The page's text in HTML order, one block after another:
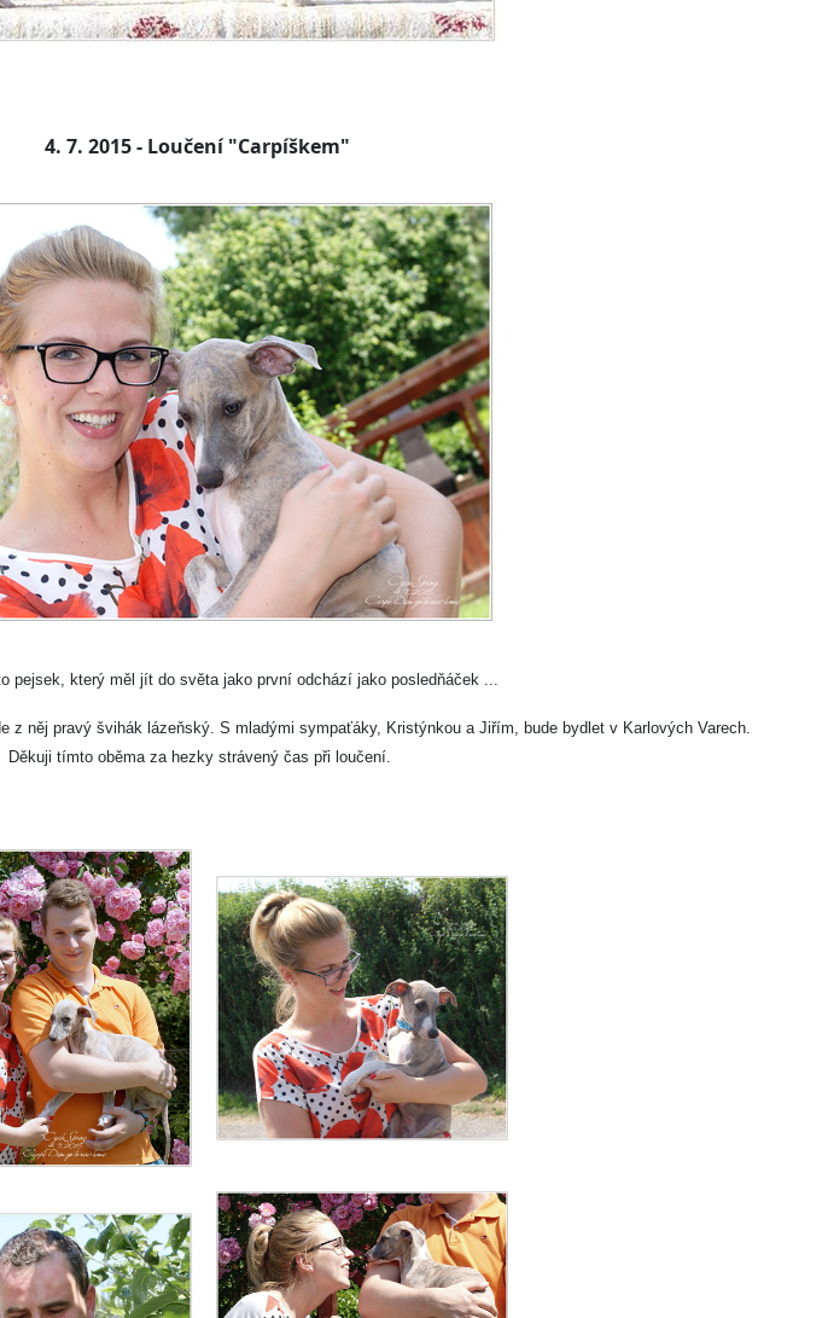
4. 7. 2015 - Loučení "Carpíškem"
pejsek, který měl jít do světa jako první odchází jako posledňáček ...
z něj pravý švihák lázeňský. S mladými sympaťáky, Kristýnkou a Jiřím, bude bydlet v Karlových Varech.
Děkuji tímto oběma za hezky strávený čas při loučení.